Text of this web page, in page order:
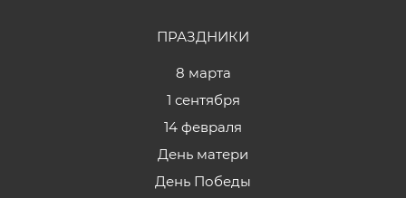
ПРАЗДНИКИ
8 марта
1 сентября
14 февраля
День матери
День Победы